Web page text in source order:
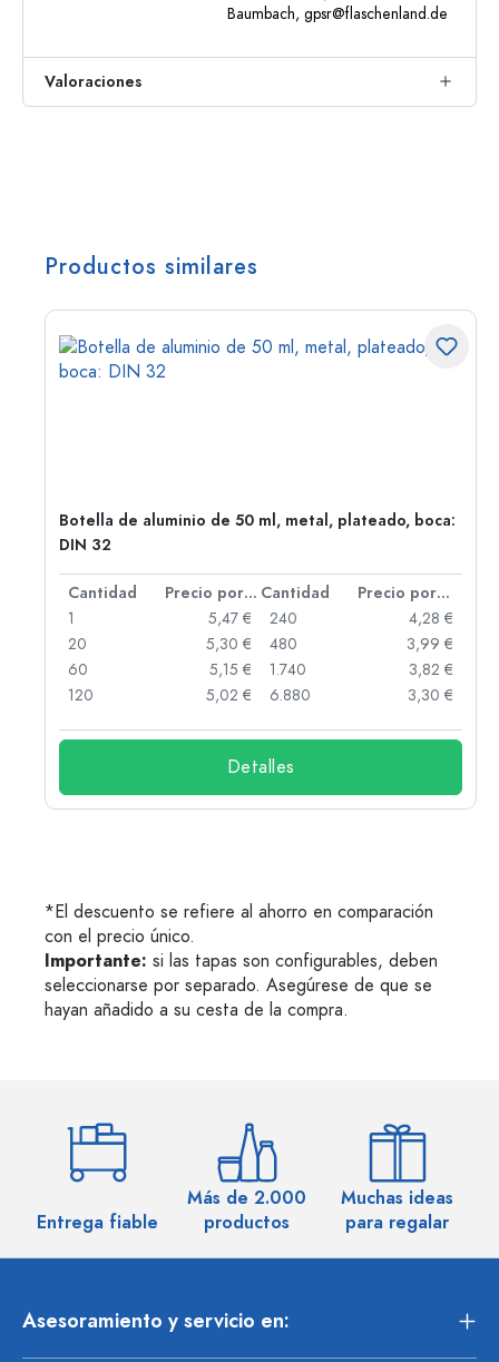
Baumbach, gpsr@flaschenland.de
Valoraciones
Productos similares
Botella de aluminio de 50 ml, metal, plateado, boca:
DIN 32
Cantidad Precio por unidad Cantidad
Precio por unidad
1
5,47 €
20
5,30 €
60
5,15 €
120
5,02 €
240
4,28 €
480
3,99 €
1.740
3,82 €
6.880
3,30 €
Detalles
*El descuento se refiere al ahorro en comparación
con el precio único.
Importante: si las tapas son configurables, deben
seleccionarse por separado. Asegúrese de que se
hayan añadido a su cesta de la compra.
Entrega fiable
Más de 2.000
productos
Muchas ideas
para regalar
Asesoramiento y servicio en: